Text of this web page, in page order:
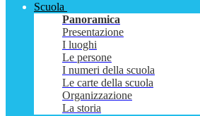
Scuola
Panoramica
Presentazione
I luoghi
Le persone
I numeri della scuola
Le carte della scuola
Organizzazione
La storia